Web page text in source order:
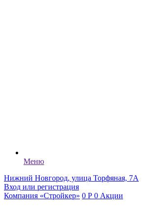
Меню
Нижний Новгород, улица Торфяная, 7А
Вход или регистрация
Компания «Стройкер» 0 Р 0 Акции